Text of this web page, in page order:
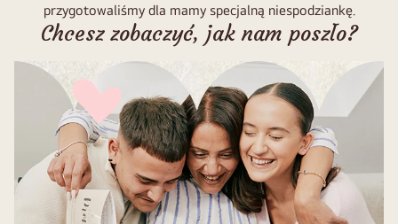
przygotowaliśmy dla mamy specjalną niespodziankę.
Chcesz zobaczyć, jak nam poszło?